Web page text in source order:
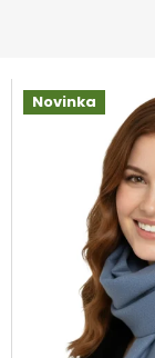
Novinka